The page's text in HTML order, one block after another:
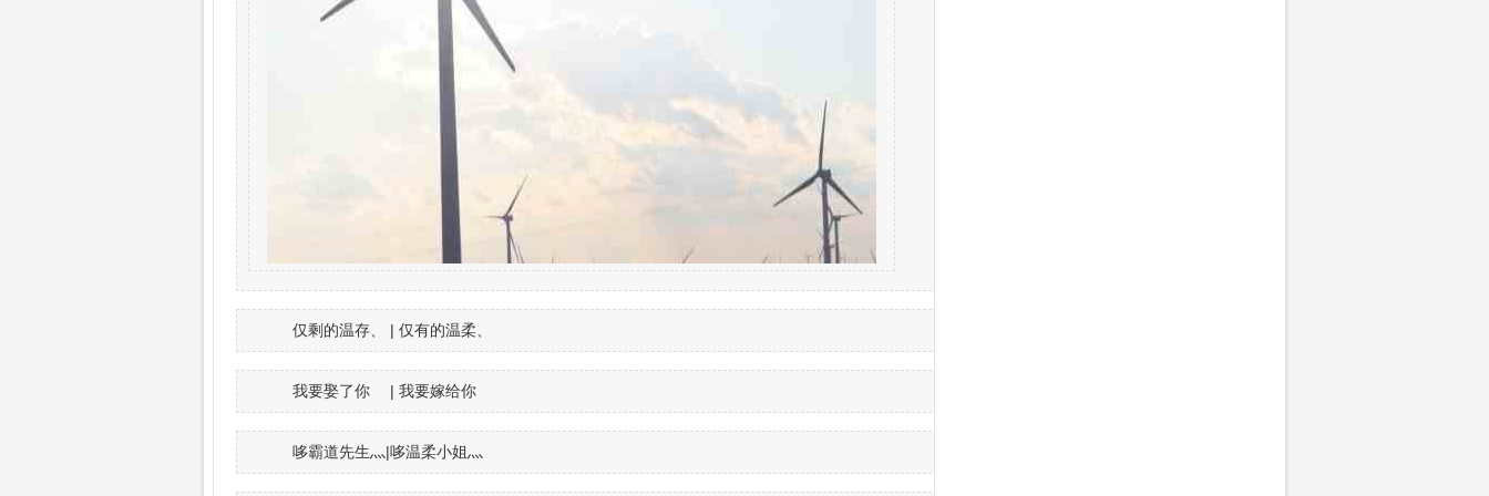
仅剩的温存、 | 仅有的温柔、
我要娶了你ゝ | 我要嫁给你ゝ
哆霸道先生灬|哆温柔小姐灬